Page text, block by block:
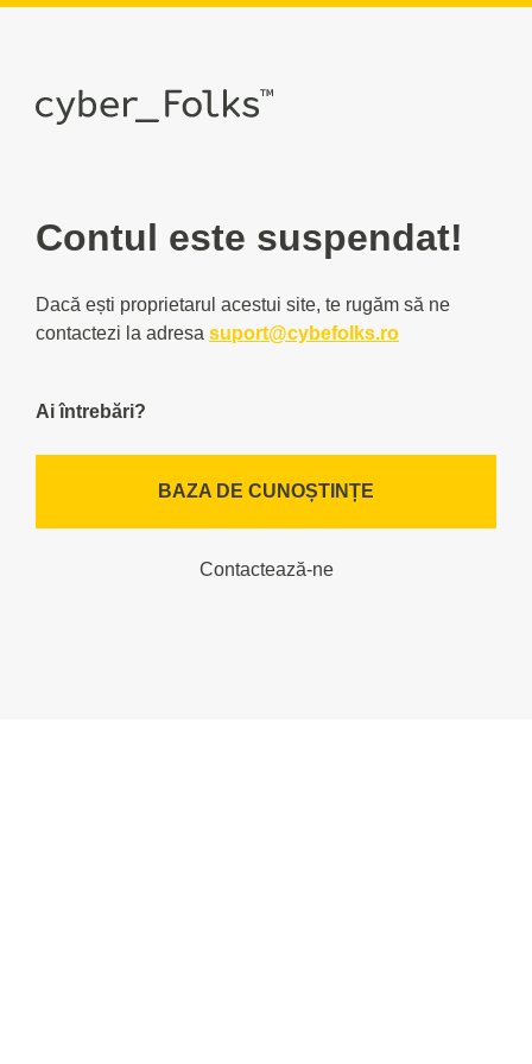
Contul este suspendat!
Dacă ești proprietarul acestui site, te rugăm să ne
contactezi la adresa suport@cybefolks.ro
Ai întrebări?
BAZA DE CUNOȘTINȚE
Contactează-ne